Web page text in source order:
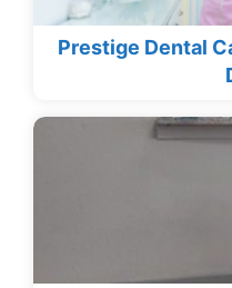
Prestige Dental